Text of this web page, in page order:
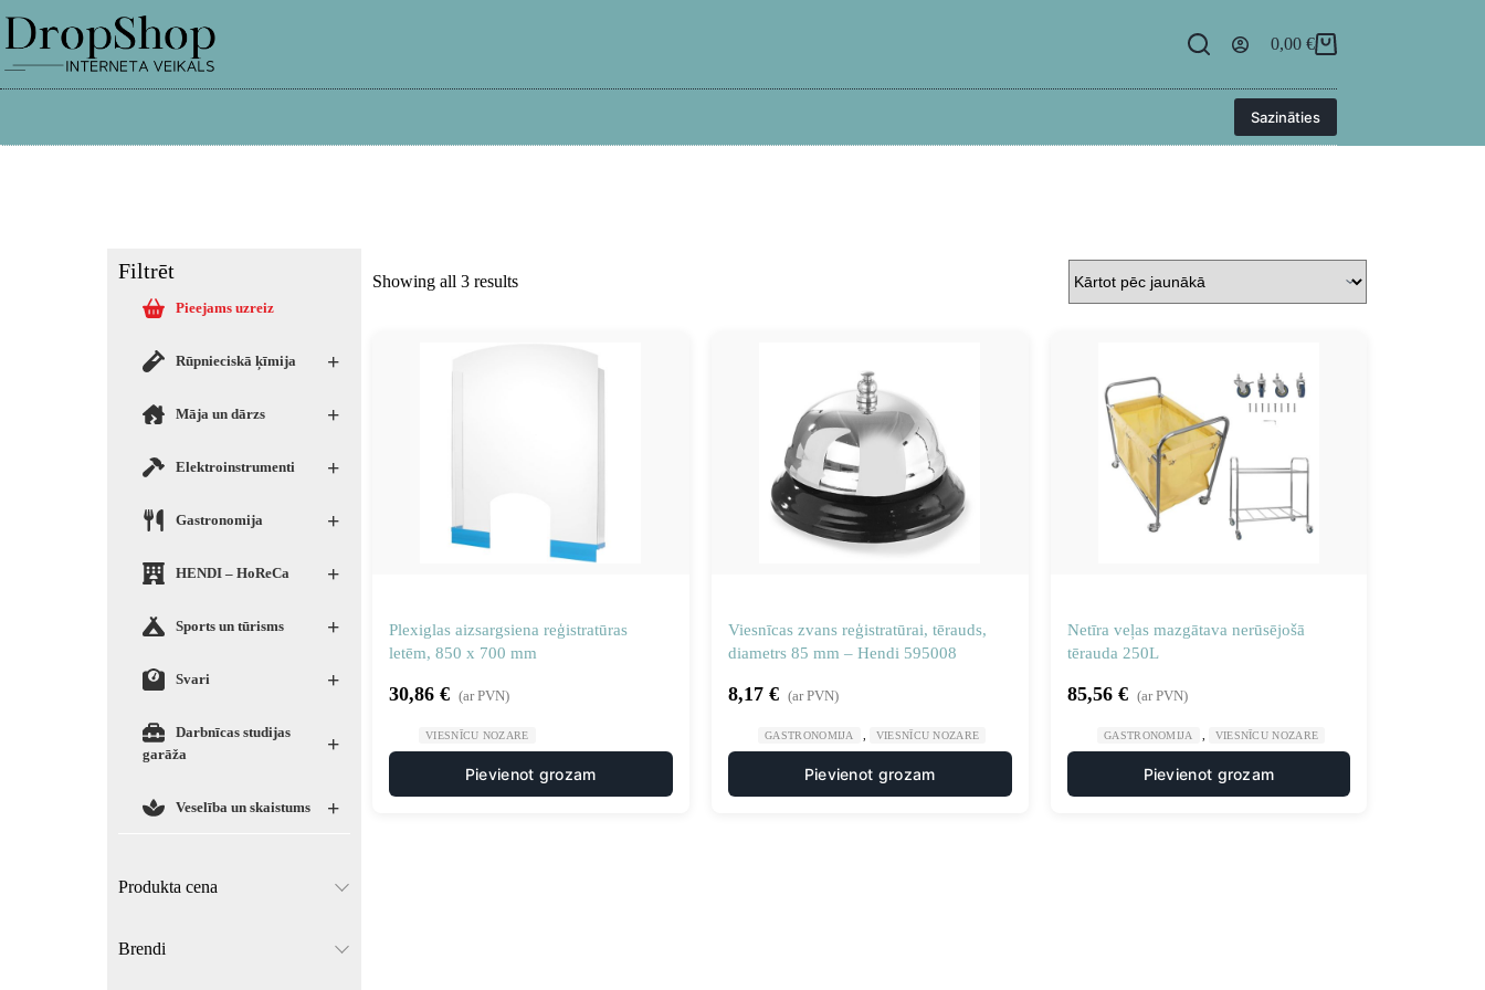
0,00 €
Sazināties
Filtrēt
Pieejams uzreiz
+
Rūpnieciskā ķīmija
+
Māja un dārzs
+
Elektroinstrumenti
+
Gastronomija
+
HENDI – HoReCa
+
Sports un tūrisms
+
Svari
+
Darbnīcas studijas
garāža
+
Veselība un skaistums
Produkta cena
Brendi
Showing all 3 results
Plexiglas aizsargsiena reģistratūras
letēm, 850 x 700 mm
30,86 € (ar PVN)
VIESNĪCU NOZARE
Pievienot grozam
Viesnīcas zvans reģistratūrai, tērauds,
diametrs 85 mm – Hendi 595008
8,17 € (ar PVN)
GASTRONOMIJA VIESNĪCU NOZARE
Pievienot grozam
Netīra veļas mazgātava nerūsējošā
tērauda 250L
85,56 € (ar PVN)
GASTRONOMIJA VIESNĪCU NOZARE
Pievienot grozam